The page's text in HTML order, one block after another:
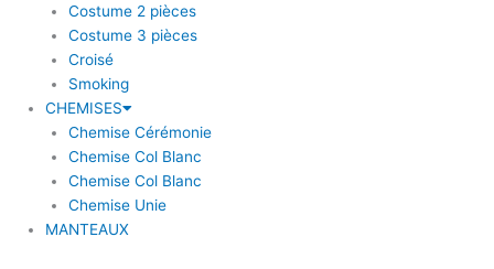
Costume 2 pièces
Costume 3 pièces
Croisé
Smoking
CHEMISES
Chemise Cérémonie
Chemise Col Blanc
Chemise Col Blanc
Chemise Unie
MANTEAUX